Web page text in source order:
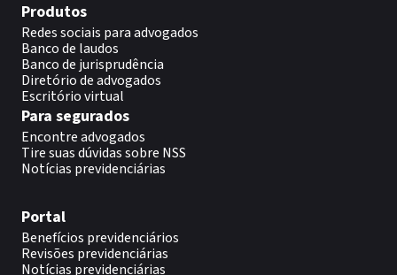
Produtos
Redes sociais para advogados
Banco de laudos
Banco de jurisprudência
Diretório de advogados
Escritório virtual
Para segurados
Encontre advogados
Tire suas dúvidas sobre NSS
Notícias previdenciárias
Portal
Benefícios previdenciários
Revisões previdenciárias
Notícias previdenciárias